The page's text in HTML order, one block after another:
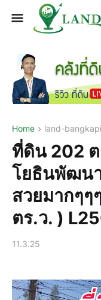
Home land-bangkapi
ที่ดิน 202
โยธินพัฒน
สวยมากๆ
ตร.ว. )
11.3.25